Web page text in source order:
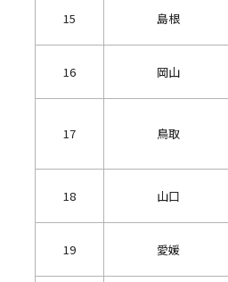
15 島根
16 岡山
17 鳥取
18 山口
19 愛媛